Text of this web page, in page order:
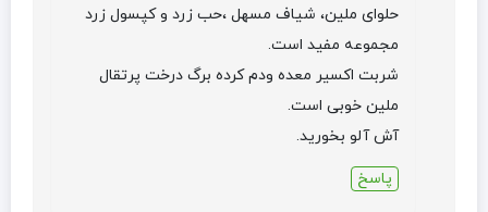
حلوای ملین، شیاف مسهل ،حب زرد و کپسول زرد
مجموعه مفید است.
شربت اکسیر معده ودم کرده برگ درخت پرتقال
ملین خوبی است.
آش آلو بخورید.
پاسخ